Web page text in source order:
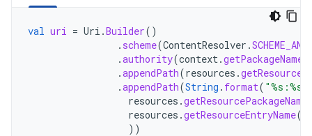
val uri = Uri .Builder()
. scheme(ContentResolver .
.authority(context.getPackageName
.appendPath(resources .
.appendPath(String . format( "%s:%s"
resources .getResourcePackageName
resources .getResourceEntryName(
))